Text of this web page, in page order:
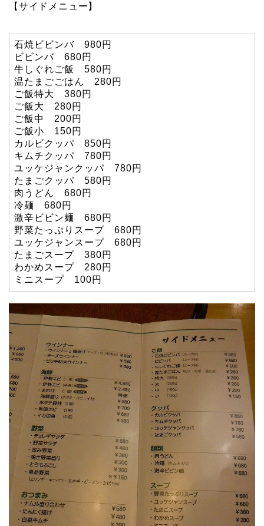
【サイドメニュー】
石焼ビビンバ 980円
ビビンバ 680円
牛しぐれご飯 580円
温たまごごはん 280円
ご飯特大 380円
ご飯大 280円
ご飯中 200円
ご飯小 150円
カルビクッパ 850円
キムチクッパ 780円
ユッケジャンクッパ 780円
たまごクッパ 580円
肉うどん 680円
冷麺 680円
激辛ビビン麺 680円
野菜たっぷりスープ 680円
ユッケジャンスープ 680円
たまごスープ 380円
わかめスープ 280円
ミニスープ 100円